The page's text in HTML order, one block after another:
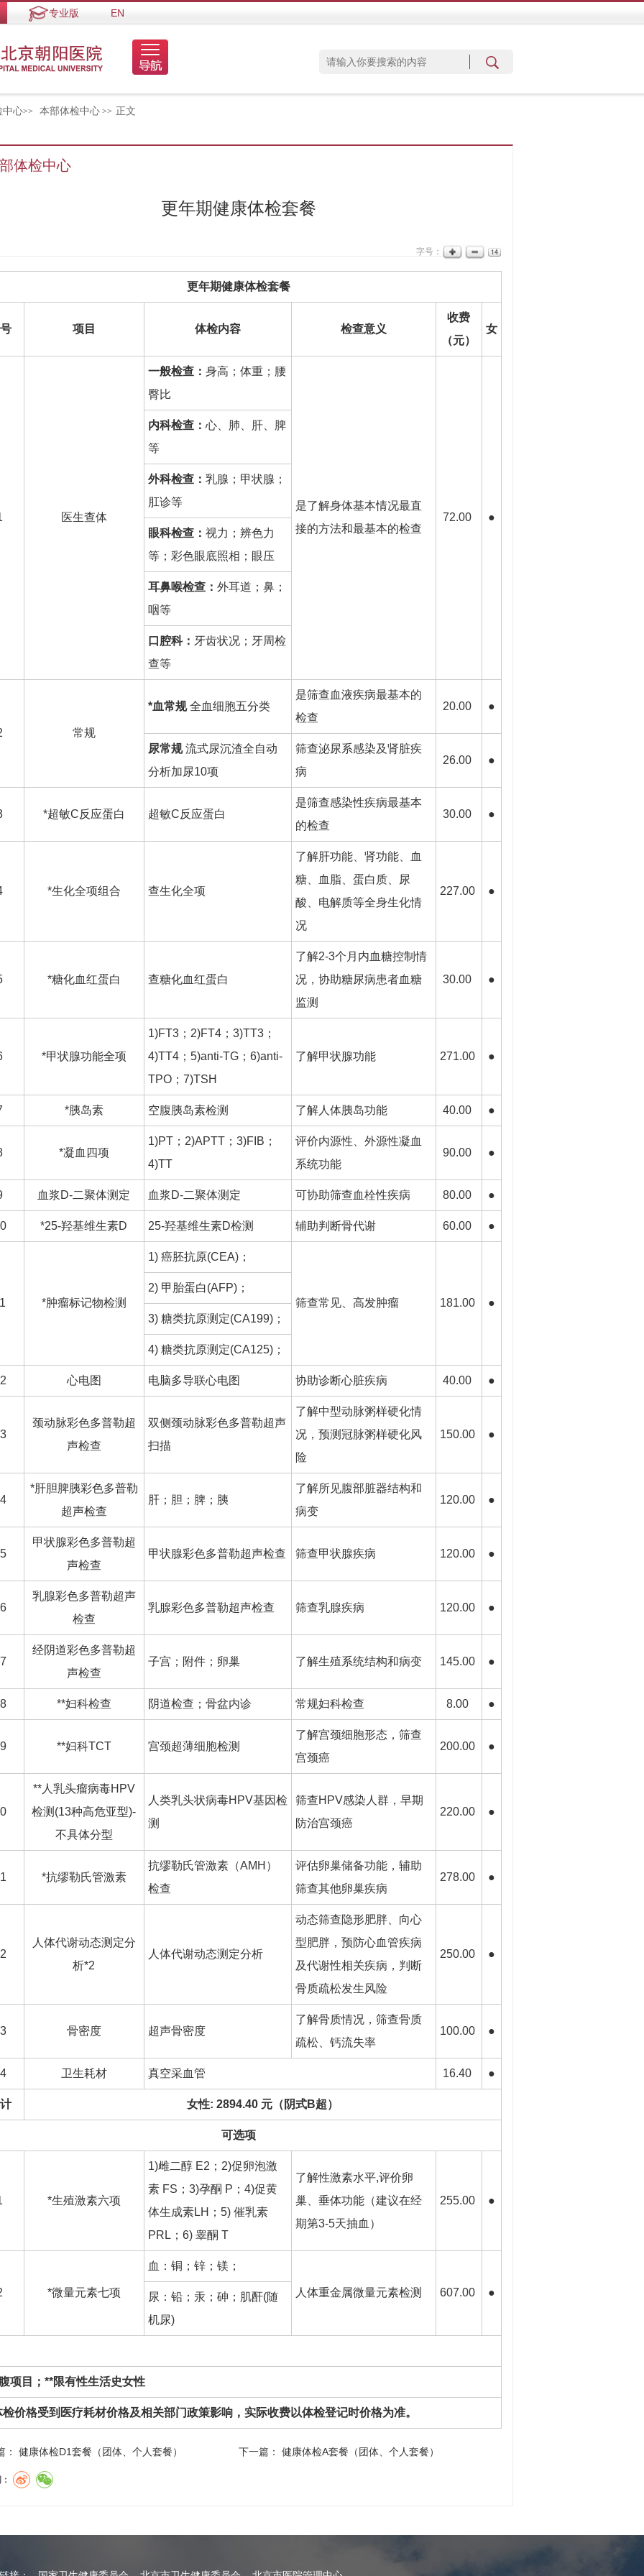
专业版 EN
心>> 本部体检中心 >> 正文
体检中心
更年期健康体检套餐
字号：
更年期健康体检套餐
项目 体检内容 检查意义
收费
（元）
女
医生查体
一般检查： 身高；体重；腰
臀比
是了解身体基本情况最直
接的方法和最基本的检查
72.00 ●
内科检查： 心、肺、肝、脾
等
外科检查： 乳腺；甲状腺；
肛诊等
眼科检查： 视力；辨色力
等；彩色眼底照相；眼压
耳鼻喉检查： 外耳道；鼻；
咽等
口腔科： 牙齿状况；牙周检
查等
常规
*血常规全血细胞五分类
是筛查血液疾病最基本的
检查
20.00 ●
尿常规流式尿沉渣全自动
分析加尿10项
筛查泌尿系感染及肾脏疾
病
26.00 ●
*超敏C反应蛋白 超敏C反应蛋白
是筛查感染性疾病最基本
的检查
30.00 ●
*生化全项组合 查生化全项
了解肝功能、肾功能、血
糖、血脂、蛋白质、尿
酸、电解质等全身生化情
况
227.00 ●
*糖化血红蛋白 查糖化血红蛋白
了解2-3个月内血糖控制情
况，协助糖尿病患者血糖
监测
30.00 ●
*甲状腺功能全项
1)FT3；2)FT4；3)TT3；
4)TT4；5)anti-TG；6)anti-
TPO；7)TSH
了解甲状腺功能 271.00 ●
*胰岛素 空腹胰岛素检测 了解人体胰岛功能 40.00 ●
*凝血四项
1)PT；2)APTT；3)FIB；
4)TT
评价内源性、外源性凝血
系统功能
90.00 ●
血浆D-二聚体测定 血浆D-二聚体测定 可协助筛查血栓性疾病 80.00 ●
*25-羟基维生素D 25-羟基维生素D检测 辅助判断骨代谢 60.00 ●
*肿瘤标记物检测
1) 癌胚抗原(CEA)；
筛查常见、高发肿瘤 181.00 ●
2) 甲胎蛋白(AFP)；
3) 糖类抗原测定(CA199)；
4) 糖类抗原测定(CA125)；
心电图 电脑多导联心电图 协助诊断心脏疾病 40.00 ●
颈动脉彩色多普勒超
声检查
双侧颈动脉彩色多普勒超声
扫描
了解中型动脉粥样硬化情
况，预测冠脉粥样硬化风
险
150.00 ●
*肝胆脾胰彩色多普勒
超声检查
肝；胆；脾；胰
了解所见腹部脏器结构和
病变
120.00 ●
甲状腺彩色多普勒超
声检查
甲状腺彩色多普勒超声检查 筛查甲状腺疾病 120.00 ●
乳腺彩色多普勒超声
检查
乳腺彩色多普勒超声检查 筛查乳腺疾病 120.00 ●
经阴道彩色多普勒超
声检查
子宫；附件；卵巢 了解生殖系统结构和病变 145.00 ●
**妇科检查 阴道检查；骨盆内诊 常规妇科检查 8.00 ●
**妇科TCT 宫颈超薄细胞检测
了解宫颈细胞形态，筛查
宫颈癌
200.00 ●
**人乳头瘤病毒HPV
检测(13种高危亚型)-
不具体分型
人类乳头状病毒HPV基因检
测
筛查HPV感染人群，早期
防治宫颈癌
220.00 ●
*抗缪勒氏管激素
抗缪勒氏管激素（AMH）
检查
评估卵巢储备功能，辅助
筛查其他卵巢疾病
278.00 ●
人体代谢动态测定分
析*2
人体代谢动态测定分析
动态筛查隐形肥胖、向心
型肥胖，预防心血管疾病
及代谢性相关疾病，判断
骨质疏松发生风险
250.00 ●
骨密度 超声骨密度
了解骨质情况，筛查骨质
疏松、钙流失率
100.00 ●
卫生耗材 真空采血管 16.40 ●
女性: 2894.40 元（阴式B超）
可选项
*生殖激素六项
1)雌二醇 E2；2)促卵泡激
素 FS；3)孕酮 P；4)促黄
体生成素LH；5) 催乳素
PRL；6) 睾酮 T
了解性激素水平,评价卵
巢、垂体功能（建议在经
期第3-5天抽血）
255.00 ●
*微量元素七项
血：铜；锌；镁；
人体重金属微量元素检测 607.00 ●
尿：铅；汞；砷；肌酐(随
机尿)
项目；**限有性生活史女性
检价格受到医疗耗材价格及相关部门政策影响，实际收费以体检登记时价格为准。
： 健康体检D1套餐（团体、个人套餐） 下一篇： 健康体检A套餐（团体、个人套餐）